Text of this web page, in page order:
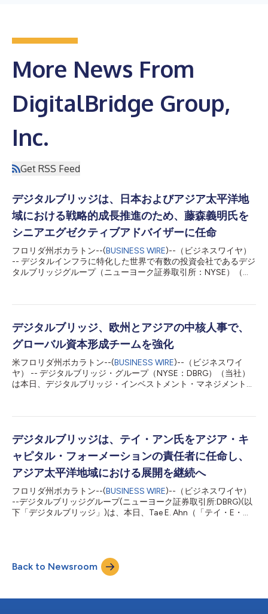
More News From
DigitalBridge Group,
Inc.
Get RSS Feed
デジタルブリッジは、日本およびアジア太平洋地
域における戦略的成長推進のため、藤森義明氏を
シニアエグゼクティブアドバイザーに任命
フロリダ州ボカラトン--(BUSINESS WIRE)--（ビジネスワイヤ）
-- デジタルインフラに特化した世界で有数の投資会社であるデジ
タルブリッジグループ（ニューヨーク証券取引所：NYSE）（以
は東京を拠点に、豊富なビジネス経験と業界知識を活かし、日本
アジア太平洋地域全体における同社の戦略を推進する役割を担っ
ていきます。 40年以上にわたるリーダーシップ経験を有する藤
森氏は、日本国内の多岐にわたる業界で成長を牽引し、イノベー
ションを促進してきた功績が広く評価されています。藤森氏は、
日本のITおよびテクノロジー分野における深い業界知識を有して
おり、進化を続ける国内のデジタル市場と、そのグローバル経済
における重要な役割について卓越した見識を持っています。 現
デジタルブリッジ、欧州とアジアの中核人事で、
グローバル資本形成チームを強化
米フロリダ州ボカラトン--(BUSINESS WIRE)--（ビジネスワイ
ヤ） -- デジタルブリッジ・グループ（NYSE：DBRG）（当社）
は本日、デジタルブリッジ・インベストメント・マネジメントの
の入社により、世界的なデジタルブリッジの資本形成チームがさ
シップを提供する取り組みも強化されます。 デジタルブリッジ
への入社以前、フランクスとリーはAMPキャピタルで、欧州とア
ジアそれぞれの資本形成と投資家対応の責任者を務め、インフラ
ストラクチャーのエクイティとクレジット戦略の実行に注力して
きました。両者の任命はデジタルブリッジによるAMPキャピタル
のグローバル・インフラストラクチャー・エクイティ投資運用事
業の買収に続くもので、現在この事業は「インフラブリッジ」と
改称されています。 ロンドンを拠点とするフランクスは、資本
デジタルブリッジは、テイ・アン氏をアジア・キ
ャピタル・フォーメーションの責任者に任命し、
アジア太平洋地域における展開を継続へ
フロリダ州ボカラトン--(BUSINESS WIRE)--（ビジネスワイヤ）
--デジタルブリッジグループ(ニューヨーク証券取引所:DBRG)(以
下「デジタルブリッジ」)は、本日、Tae E. Ahn（「テイ・E・ア
ールを拠点とし、デジタルブリッジの既存チームとともに、アジ
ア太平洋地域における資本形成、共同投資、及び顧客関係管理に
焦点を合わせて業務に従事することになります。 アン氏は、金
シップ経験、及びアジア市場に係る深い知見を有しています。デ
Back to Newsroom